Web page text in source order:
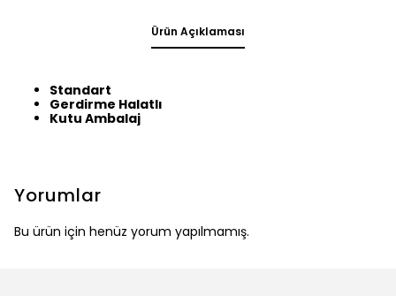
Ürün Açıklaması
Standart
Gerdirme Halatlı
Kutu Ambalaj
Yorumlar
Bu ürün için henüz yorum yapılmamış.